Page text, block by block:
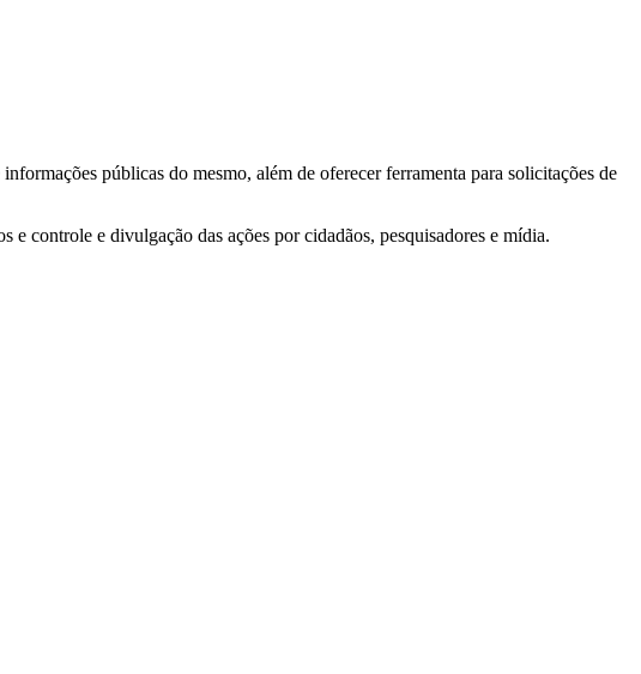
públicas do mesmo, além de oferecer ferramenta para solicitações de
controle e divulgação das ações por cidadãos, pesquisadores e mídia.